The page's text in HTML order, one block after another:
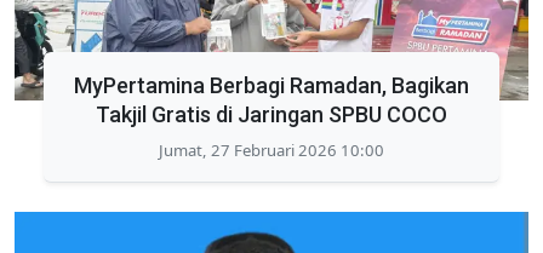
MyPertamina Berbagi Ramadan, Bagikan
Takjil Gratis di Jaringan SPBU COCO
Jumat, 27 Februari 2026 10:00